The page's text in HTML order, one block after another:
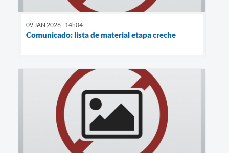
09 JAN 2026 - 14h04
Comunicado: lista de material etapa creche